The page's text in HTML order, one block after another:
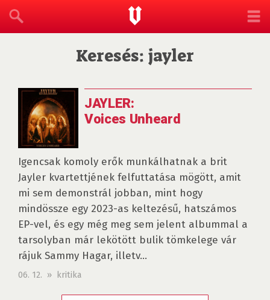
Keresés: jayler
JAYLER:
Voices Unheard
Igencsak komoly erők munkálhatnak a brit
Jayler kvartettjének felfuttatása mögött, amit
mi sem demonstrál jobban, mint hogy
mindössze egy 2023-as keltezésű, hatszámos
EP-vel, és egy még meg sem jelent albummal a
tarsolyban már lekötött bulik tömkelege vár
rájuk Sammy Hagar, illetv...
06. 12. » kritika